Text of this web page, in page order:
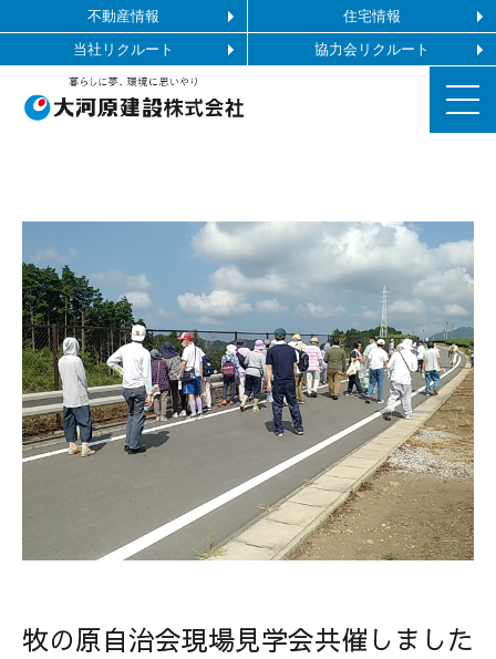
不動産情報
住宅情報
当社リクルート
協力会リクルート
協力会社の皆様へ
お問い合わせ
サイトマップ
施工ギャラリー
企業情報
事業内容
牧の原自治会現場見学会共催しました